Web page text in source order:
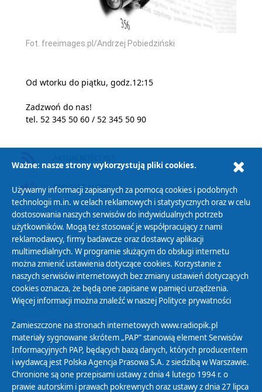
Fot. freeimages.pl/Andrzej Pobiedziński
Od wtorku do piątku, godz.12:15
Zadzwoń do nas!
tel. 52 345 50 60 / 52 345 50 90
PODCAST AUDIO
Polityka Prywatności
Zasady korzystania z Serwisu
Organizacje Pożytku Publicznego
Cyfryzacja DAB+
Polityka ochrony danych osobowych
Abonament
Zamówienia publiczne
Ważne: nasze strony wykorzystują pliki cookies.
Używamy informacji zapisanych za pomocą cookies i podobnych
technologii m.in. w celach reklamowych i statystycznych oraz w celu
dostosowania naszych serwisów do indywidualnych potrzeb
użytkowników. Mogą też stosować je współpracujący z nami
reklamodawcy, firmy badawcze oraz dostawcy aplikacji
multimedialnych. W programie służącym do obsługi internetu
można zmienić ustawienia dotyczące cookies. Korzystanie z
naszych serwisów internetowych bez zmiany ustawień dotyczących
cookies oznacza, że będą one zapisane w pamięci urządzenia.
Więcej informacji można znaleźć w naszej Polityce prywatności
Zamieszczone na stronach internetowych www.radiopik.pl
materiały sygnowane skrótem „PAP” stanowią element Serwisów
Informacyjnych PAP, będących bazą danych, których producentem
i wydawcą jest Polska Agencja Prasowa S.A. z siedzibą w Warszawie.
Chronione są one przepisami ustawy z dnia 4 lutego 1994 r. o
prawie autorskim i prawach pokrewnych oraz ustawy z dnia 27 lipca